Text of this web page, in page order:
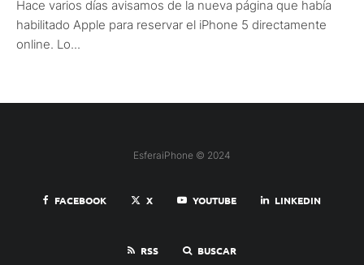
Hace varios días avisamos de la nueva página que había
habilitado Apple para reservar el iPhone 5 directamente
online. Lo...
EsferaiPhone © 2024
FACEBOOK X YOUTUBE LINKEDIN
RSS BUSCAR